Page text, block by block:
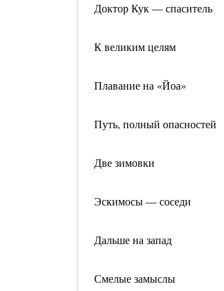
Доктор Кук — спаситель
К великим целям
Плавание на «Йоа»
Путь, полный опасностей
Две зимовки
Эскимосы — соседи
Дальше на запад
Смелые замыслы